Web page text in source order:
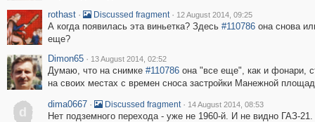
rothast · Discussed fragment · 12 August 2014, 09:25
А когда появилась эта виньетка? Здесь #110786она снова
еще?
Dimon65 · 13 August 2014, 02:52
Думаю, что на снимке #110786она "все еще", как и фонари,
на своих местах с времен сноса застройки Манежной
d
dima0667 · Discussed fragment · 14 August 2014, 08:53
Нет подземного перехода - уже не 1960-й. И не видно ГАЗ-